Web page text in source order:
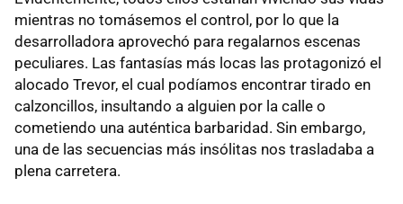
mientras no tomásemos el control, por lo que la
desarrolladora aprovechó para regalarnos escenas
peculiares. Las fantasías más locas las protagonizó el
alocado Trevor, el cual podíamos encontrar tirado en
calzoncillos, insultando a alguien por la calle o
cometiendo una auténtica barbaridad. Sin embargo,
una de las secuencias más insólitas nos trasladaba a
plena carretera.